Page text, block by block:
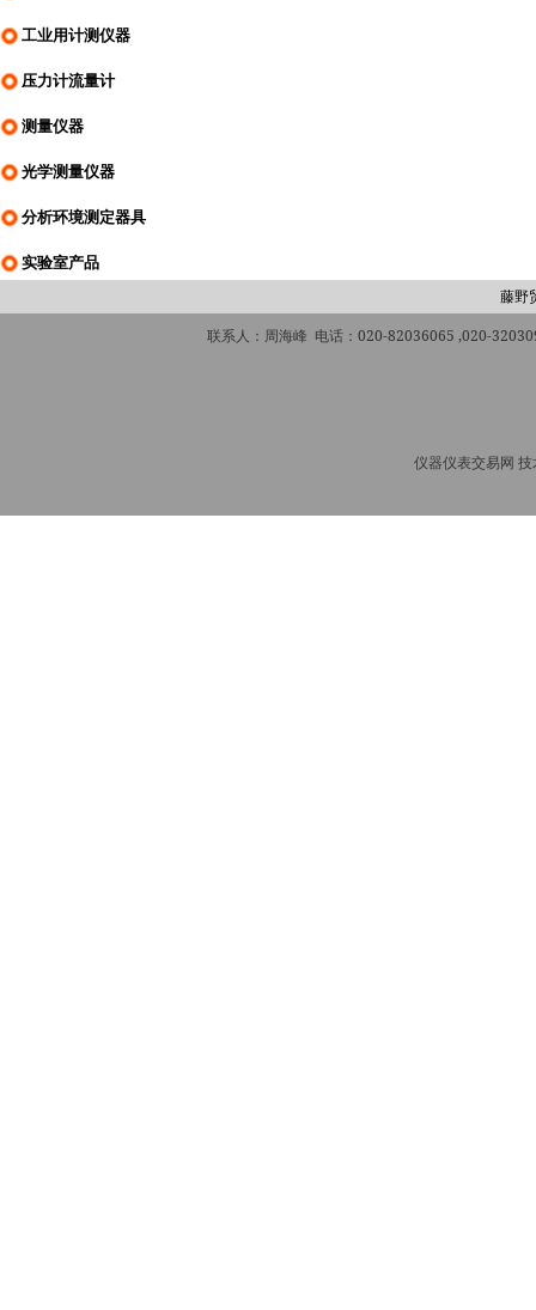
工业用计测仪器
压力计流量计
测量仪器
光学测量仪器
分析环境测定器具
实验室产品
藤野
联系人：周海峰 电话：020-82036065 ,020-
仪器仪表交易网